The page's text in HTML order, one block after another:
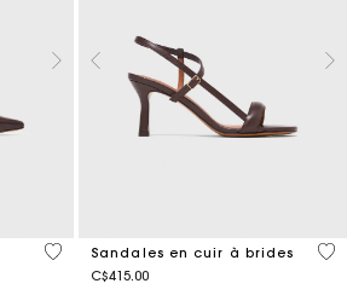
5 out of 5 Customer Rating
Sandales en cuir à brides
C$415.00
3,9